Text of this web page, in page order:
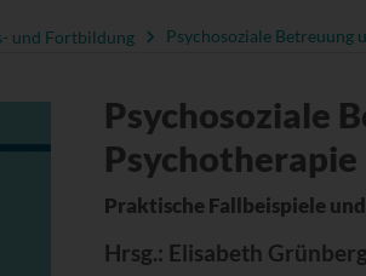
und Fortbildung Psychosoziale Betreuung
Psychosoziale
Praktische Fallbeispiele
Hrsg.: Elisabeth